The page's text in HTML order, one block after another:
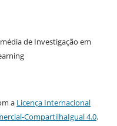
de Investigação em
a Licença Internacional
CompartilhaIgual 4.0.